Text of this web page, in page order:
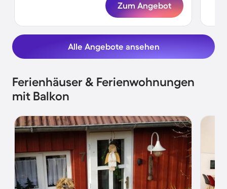
Zum Angebot
Alle Angebote ansehen
Ferienhäuser & Ferienwohnungen
mit Balkon